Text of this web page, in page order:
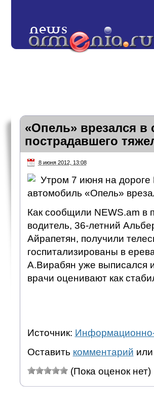
«Опель» врезался в
пострадавшего
8 июня 2012, 13:08
Утром 7 июня на
автомобиль «Опель»
Как сообщили NEWS.am в
водитель, 36-летний
Айрапетян, получили
госпитализированы в
А.Вирабян уже выписался
врачи оценивают как
Источник: Информационно-
Оставить комментарий или
(Пока оценок нет)